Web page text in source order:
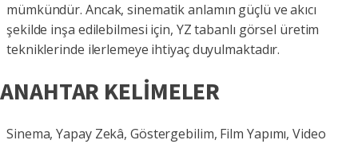
mümkündür. Ancak, sinematik anlamın güçlü ve akıcı
şekilde inşa edilebilmesi için, YZ tabanlı görsel üretim
tekniklerinde ilerlemeye ihtiyaç duyulmaktadır.
ANAHTAR KELİMELER
Sinema, Yapay Zekâ, Göstergebilim, Film Yapımı, Video